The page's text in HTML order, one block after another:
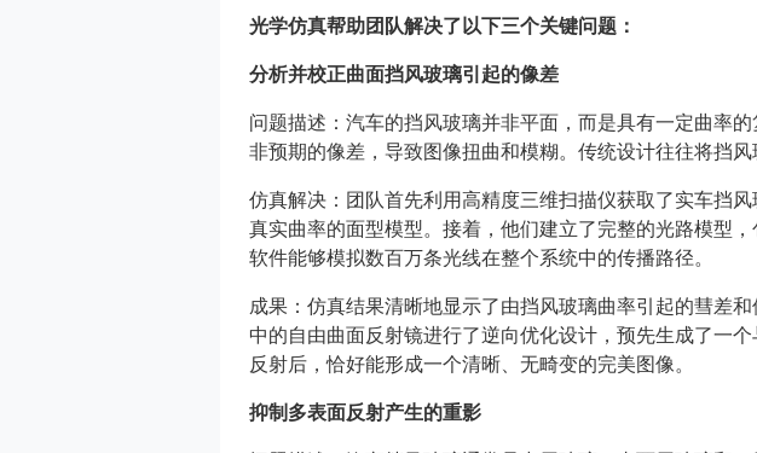
光学仿真帮助团队解决了以下三个关键问题：
分析并校正曲面挡风玻璃引起的像差
问题描述：汽车的挡风玻璃并非平面，而是具有一定曲率
非预期的像差，导致图像扭曲和模糊。传统设计往往将挡
仿真解决：团队首先利用高精度三维扫描仪获取了实车挡
真实曲率的面型模型。接着，他们建立了完整的光路模型
软件能够模拟数百万条光线在整个系统中的传播路径。
成果：仿真结果清晰地显示了由挡风玻璃曲率引起的彗差
中的自由曲面反射镜进行了逆向优化设计，预先生成了一
反射后，恰好能形成一个清晰、无畸变的完美图像。
抑制多表面反射产生的重影